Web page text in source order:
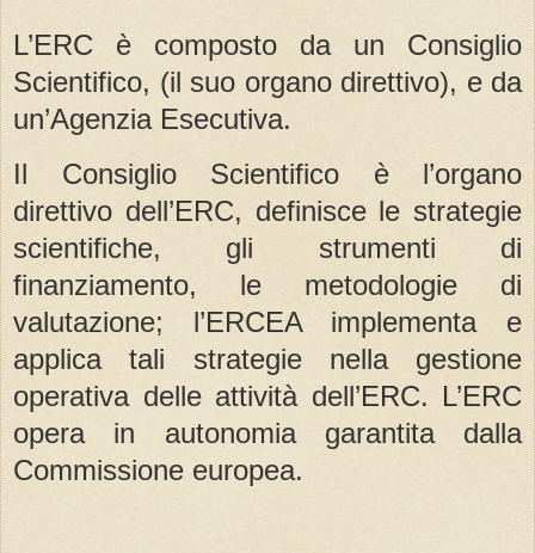
L’ERC è composto da un Consiglio
Scientifico, (il suo organo direttivo), e da
un’Agenzia Esecutiva.
Il Consiglio Scientifico è l’organo
direttivo dell’ERC, definisce le strategie
scientifiche, gli strumenti di
finanziamento, le metodologie di
valutazione; l’ERCEA implementa e
applica tali strategie nella gestione
operativa delle attività dell’ERC. L’ERC
opera in autonomia garantita dalla
Commissione europea.